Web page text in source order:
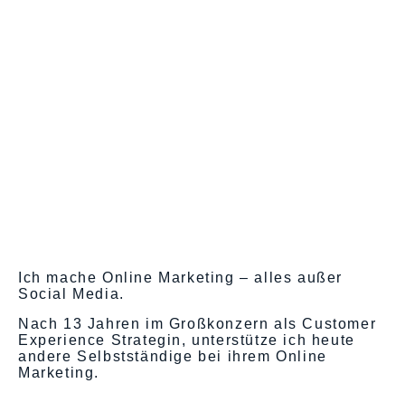
Ich mache Online Marketing – alles außer
Social Media.
Nach 13 Jahren im Großkonzern als Customer
Experience Strategin, unterstütze ich heute
andere Selbstständige bei ihrem Online
Marketing.